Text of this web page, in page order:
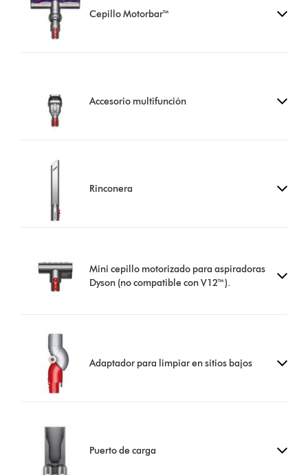
Cepillo Motorbar™
Accesorio multifunción
Rinconera
Mini cepillo motorizado para aspiradoras
Dyson (no compatible con V12™).
Adaptador para limpiar en sitios bajos
Puerto de carga